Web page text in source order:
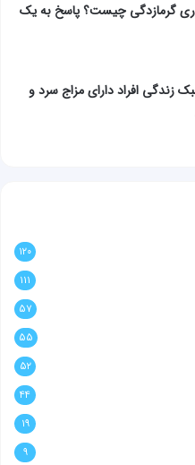
گرمازدگی چیست؟ پاسخ به یک
افراد دارای مزاج سرد و
۱۲۰
۱۱۱
۵۷
۵۵
۵۲
۴۴
۱۹
۹